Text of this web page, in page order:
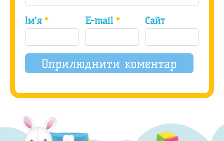
Ім’я * E-mail* Сайт